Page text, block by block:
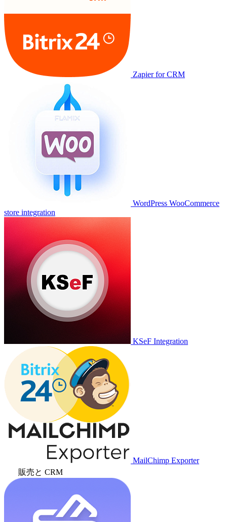
Zapier for CRM
WordPress WooCommerce
store integration
KSeF Integration
MailChimp Exporter
販売と CRM